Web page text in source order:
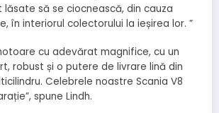
să se ciocnească, din cauza
în interiorul colectorului la ieșirea lor. ”
cu adevărat magnifice, cu un
robust și o putere de livrare lină din
Celebrele noastre Scania V8
spune Lindh.